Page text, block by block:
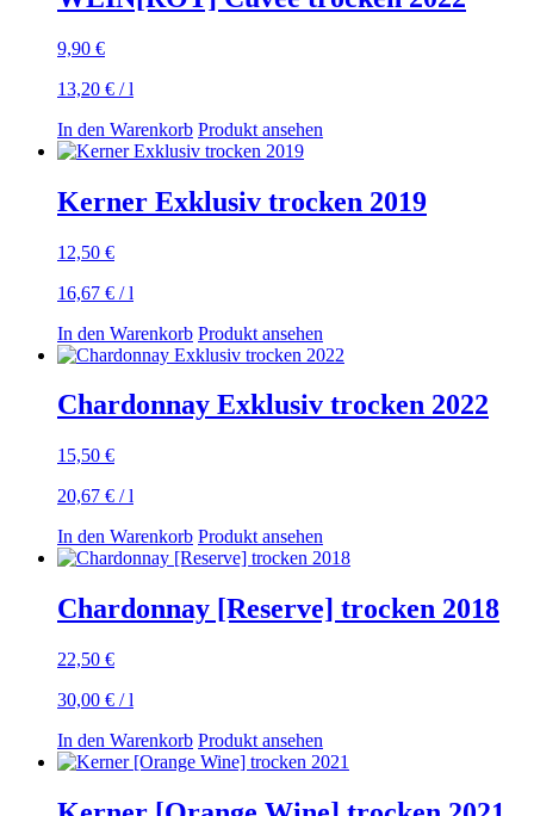
9,90 €
13,20 € /l
In den Warenkorb Produkt ansehen
Kerner Exklusiv trocken 2019
12,50 €
16,67 € /l
In den Warenkorb Produkt ansehen
Chardonnay Exklusiv trocken 2022
15,50 €
20,67 € /l
In den Warenkorb Produkt ansehen
Chardonnay [Reserve] trocken 2018
22,50 €
30,00 € /l
In den Warenkorb Produkt ansehen